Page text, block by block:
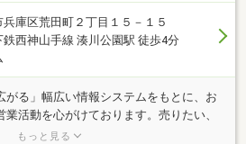
庫区荒田町２丁目１５－１５
西神山手線 湊川公園駅 徒歩4分
がる」幅広い情報システムをもとに、お
活動を心がけております。売りたい、
られるお客様又管理リフォーム、建築を
もっと見る